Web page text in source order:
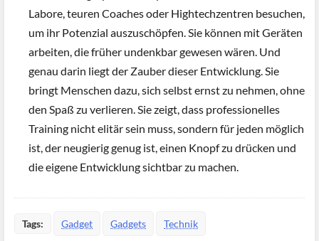
Labore, teuren Coaches oder Hightechzentren besuchen,
um ihr Potenzial auszuschöpfen. Sie können mit Geräten
arbeiten, die früher undenkbar gewesen wären. Und
genau darin liegt der Zauber dieser Entwicklung. Sie
bringt Menschen dazu, sich selbst ernst zu nehmen, ohne
den Spaß zu verlieren. Sie zeigt, dass professionelles
Training nicht elitär sein muss, sondern für jeden möglich
ist, der neugierig genug ist, einen Knopf zu drücken und
die eigene Entwicklung sichtbar zu machen.
Tags: Gadget Gadgets Technik